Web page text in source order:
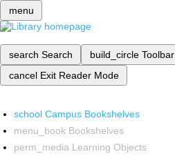
menu
search Search build_circle Toolbar
cancel Exit Reader Mode
school Campus Bookshelves
menu_book Bookshelves
perm_media Learning Objects